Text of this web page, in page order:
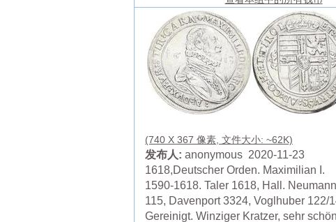
(740 X 367 像素, 文件大小: ~62K)
发布人: anonymous 2020-11-23
1618,Deutscher Orden. Maximilian I.
1590-1618. Taler 1618, Hall. Neumann
115, Davenport 3324, Voglhuber 122/
Gereinigt. Winziger Kratzer, sehr